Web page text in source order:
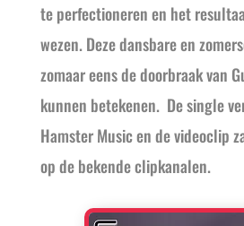
te perfectioneren en het
wezen. Deze dansbare en
zomaar eens de doorbraak van
kunnen betekenen. De single
Hamster Music en de videoclip
op de bekende clipkanalen.